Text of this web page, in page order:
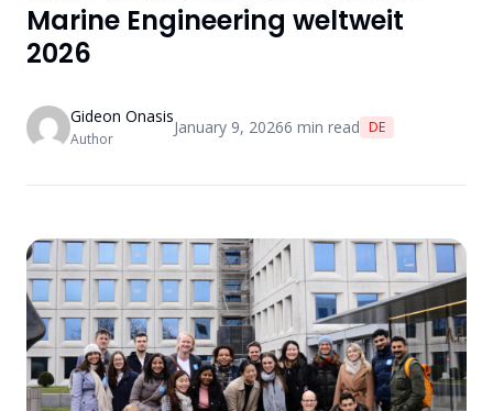
Marine Engineering weltweit
2026
Gideon Onasis
Author
January 9, 20266 min read DE